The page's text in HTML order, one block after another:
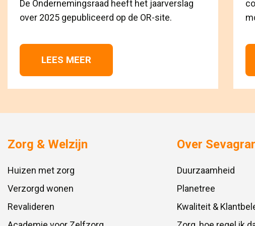
De Ondernemingsraad heeft het jaarverslag
over 2025 gepubliceerd op de OR-site.
LEES MEER
Zorg & Welzijn
Huizen met zorg
Verzorgd wonen
Revalideren
Over
Duurzaamheid
Planetree
Kwaliteit &